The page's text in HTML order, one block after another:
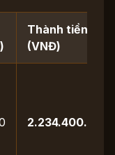
Thành tiền
(VNĐ)
2.234.400.000